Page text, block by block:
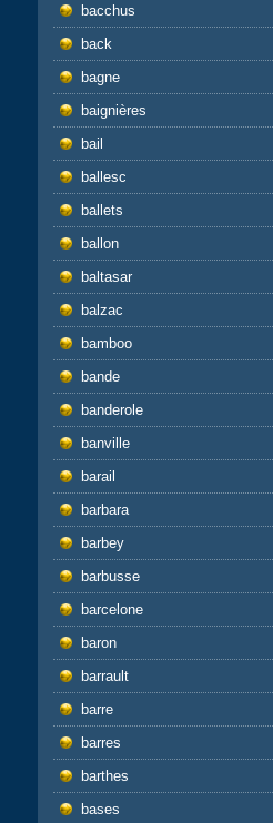
bacchus
back
bagne
baignières
bail
ballesc
ballets
ballon
baltasar
balzac
bamboo
bande
banderole
banville
barail
barbara
barbey
barbusse
barcelone
baron
barrault
barre
barres
barthes
bases